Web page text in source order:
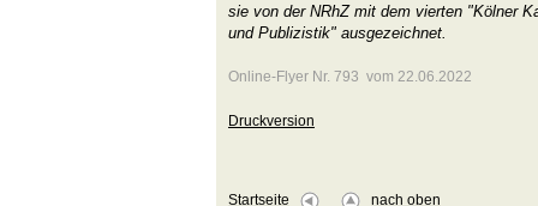
sie von der NRhZ mit dem vierten "Kölner
und Publizistik" ausgezeichnet.
Online-Flyer Nr. 793 vom 22.06.2022
Druckversion
Startseite nach oben